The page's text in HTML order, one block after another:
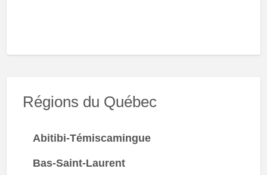
Régions du Québec
Abitibi-Témiscamingue
Bas-Saint-Laurent